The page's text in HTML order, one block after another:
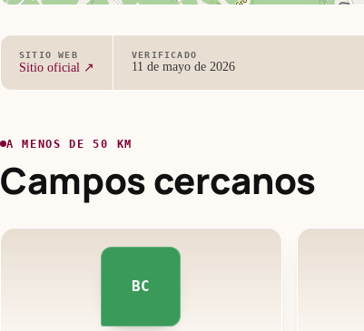
SITIO WEB
Sitio oficial ↗
VERIFICADO
11 de mayo de 2026
A MENOS DE 50 KM
Campos cercanos
BC